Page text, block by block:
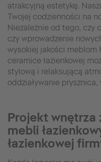
atrakcyjną estetykę.
Twojej codzienności na
Niezależnie od tego, czy
czy wprowadzenie
wysokiej jakości meblom
ceramice łazienkowej
stylową i relaksującą
oddziaływanie
Projekt wnętrza
mebli
łazienkowej